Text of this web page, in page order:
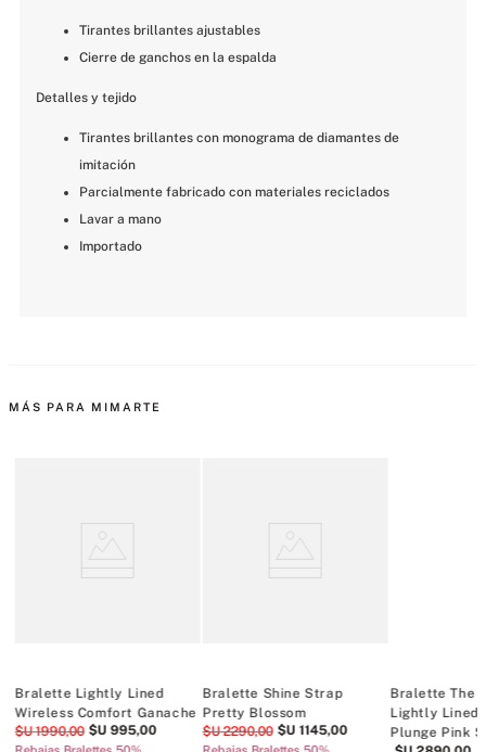
Tirantes brillantes ajustables
Cierre de ganchos en la espalda
Detalles y tejido
Tirantes brillantes con monograma de diamantes de
imitación
Parcialmente fabricado con materiales reciclados
Lavar a mano
Importado
MÁS PARA MIMARTE
Bralette Lightly Lined
Wireless Comfort Ganache
$U 1990,00 $U 995,00
Bralette Shine Strap
Pretty Blossom
$U 2290,00 $U 1145,00
Bralette The
Lightly Lined
Plunge Pink